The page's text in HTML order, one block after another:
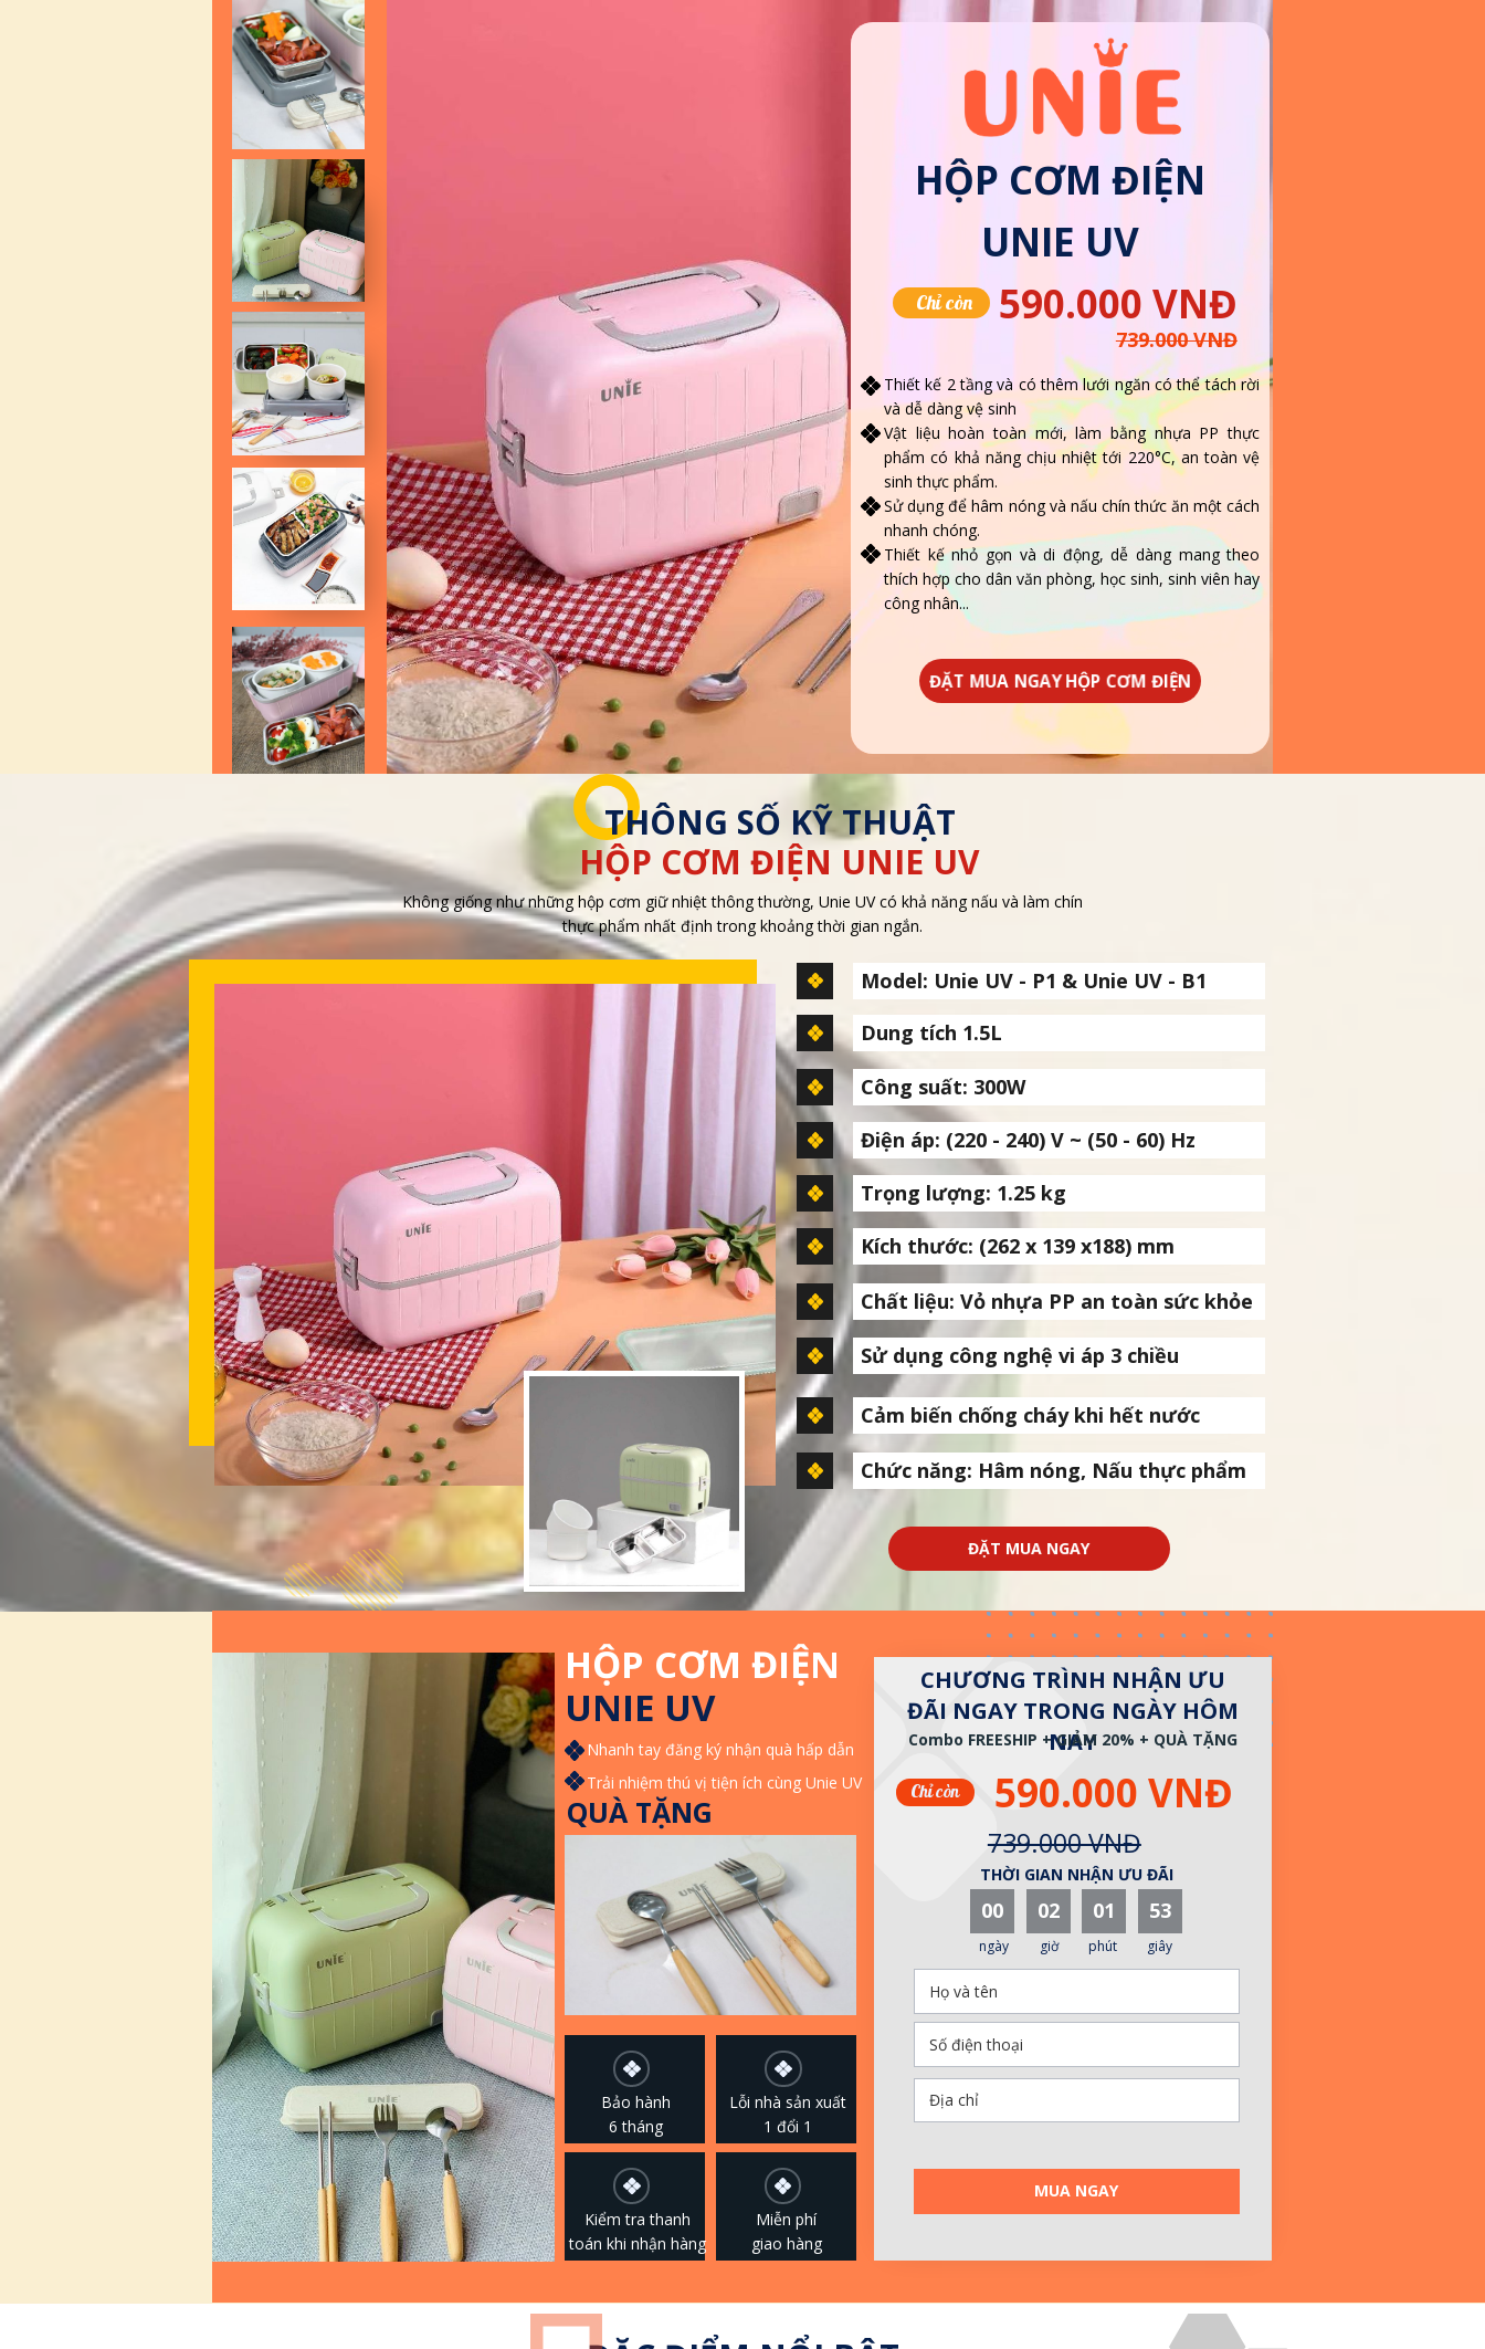
ĐẶT MUA NGAY HỘP CƠM ĐIỆN
Thiết kế 2 tầng và có thêm lưới ngăn có thể tách rời
và dễ dàng vệ sinh
Vật liệu hoàn toàn mới, làm bằng nhựa PP thực
phẩm có khả năng chịu nhiệt tới 220°C, an toàn vệ
sinh thực phẩm.
Sử dụng để hâm nóng và nấu chín thức ăn một cách
nhanh chóng.
Thiết kế nhỏ gọn và di động, dễ dàng mang theo
thích hợp cho dân văn phòng, học sinh, sinh viên hay
công nhân...
HỘP CƠM ĐIỆN
UNIE UV
590.000 VNĐ
739.000 VNĐ
Chỉ còn
Model: Unie UV - P1 & Unie UV - B1
Dung tích 1.5L
Công suất: 300W
Không giống như những hộp cơm giữ nhiệt thông thường, Unie UV có khả năng nấu và làm chín
thực phẩm nhất định trong khoảng thời gian ngắn.
Điện áp: (220 - 240) V ~ (50 - 60) Hz
Trọng lượng: 1.25 kg
Kích thước: (262 x 139 x188) mm
Chất liệu: Vỏ nhựa PP an toàn sức khỏe
Sử dụng công nghệ vi áp 3 chiều
Cảm biến chống cháy khi hết nước
Chức năng: Hâm nóng, Nấu thực phẩm
THÔNG SỐ KỸ THUẬT
HỘP CƠM ĐIỆN UNIE UV
ĐẶT MUA NGAY
HỘP CƠM ĐIỆN
UNIE UV
Nhanh tay đăng ký nhận quà hấp dẫn
Trải nhiệm thú vị tiện ích cùng Unie UV
QUÀ TẶNG
Bảo hành
6 tháng
Lỗi nhà sản xuất
1 đổi 1
Kiểm tra thanh
toán khi nhận hàng
Miễn phí
giao hàng
CHƯƠNG TRÌNH NHẬN ƯU
ĐÃI NGAY TRONG NGÀY HÔM
NAY
Combo FREESHIP + GIẢM 20% + QUÀ TẶNG
00 02 01 51
THỜI GIAN NHẬN ƯU ĐÃI
ngày giờ phút giây
MUA NGAY
590.000 VNĐ
Chỉ còn
739.000 VNĐ